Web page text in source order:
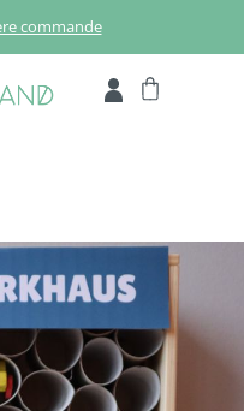
commande